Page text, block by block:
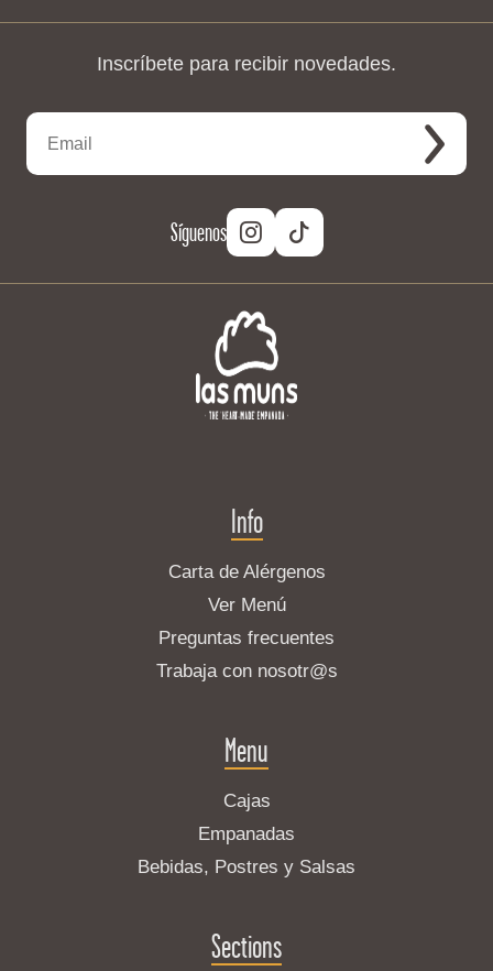
Inscríbete para recibir novedades.
Síguenos
Info
Carta de Alérgenos
Ver Menú
Preguntas frecuentes
Trabaja con nosotr@s
Menu
Cajas
Empanadas
Bebidas, Postres y Salsas
Sections